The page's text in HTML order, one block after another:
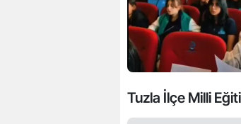
Tuzla İlçe Milli